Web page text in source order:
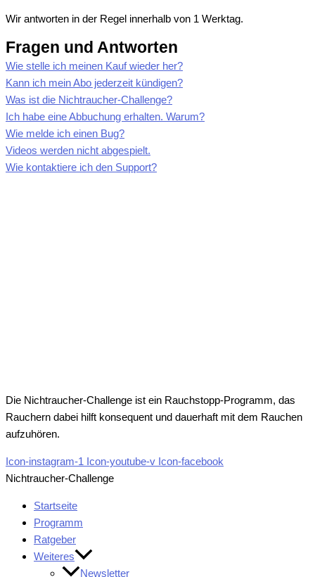
Wir antworten in der Regel innerhalb von 1 Werktag.
Fragen und Antworten
Wie stelle ich meinen Kauf wieder her?
Kann ich mein Abo jederzeit kündigen?
Was ist die Nichtraucher-Challenge?
Ich habe eine Abbuchung erhalten. Warum?
Wie melde ich einen Bug?
Videos werden nicht abgespielt.
Wie kontaktiere ich den Support?
Die Nichtraucher-Challenge ist ein Rauchstopp-Programm, das
Rauchern dabei hilft konsequent und dauerhaft mit dem Rauchen
aufzuhören.
Icon-instagram-1 Icon-youtube-v Icon-facebook
Nichtraucher-Challenge
Startseite
Programm
Ratgeber
Weiteres
Newsletter